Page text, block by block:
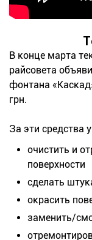
В конце марта
райсовета
фонтана
грн.
За эти средства
очистить и
поверхности
сделать
окрасить
заменить/